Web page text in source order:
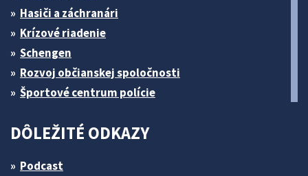
Hasiči a záchranári
Krízové riadenie
Schengen
Rozvoj občianskej spoločnosti
Športové centrum polície
DÔLEŽITÉ ODKAZY
Podcast